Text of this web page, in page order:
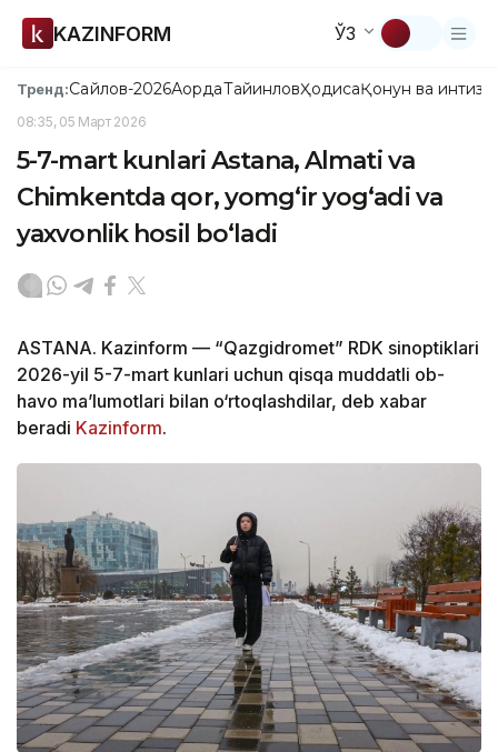
KAZINFORM ЎЗ
Тренд:Сайлов-2026АқордаТайинловҲодисаҚонун ва
08:35, 05 Март 2026
5-7-mart kunlari Astana, Almati va
Chimkentda qor, yomg‘ir yog‘adi va
yaxvonlik hosil bo‘ladi
ASTANA. Kazinform — “Qazgidromet” RDK sinoptiklari
2026-yil 5-7-mart kunlari uchun qisqa muddatli ob-
havo ma’lumotlari bilan o‘rtoqlashdilar, deb xabar
beradi Kazinform.